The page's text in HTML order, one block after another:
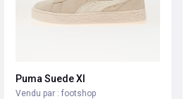
Puma Suede Xl
Vendu par : footshop